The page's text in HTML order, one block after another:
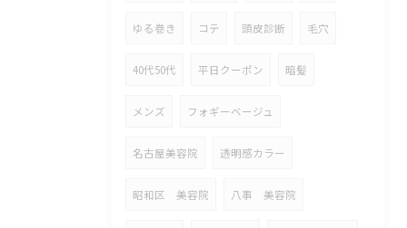
ゆる巻き コテ 頭皮診断 毛穴
40代50代 平日クーポン 暗髪
メンズ フォギーベージュ
名古屋美容院 透明感カラー
昭和区 美容院 八事 美容院